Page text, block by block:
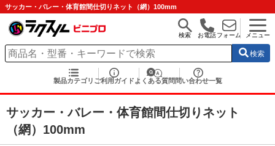
サッカー・バレー・体育館間仕切りネット（網）100mm
検索 お電話フォーム メニュー
検索
製品カテゴリ ご利用ガイド よくある質問 問い合わせ一覧
サッカー・バレー・体育館間仕切りネット
（網）100mm